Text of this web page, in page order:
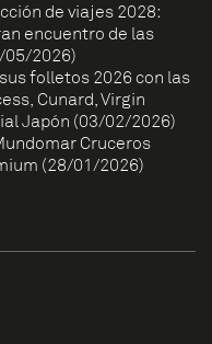
de viajes 2028:
encuentro de las
05/2026)
folletos 2026 con las
Cunard, Virgin
Japón (03/02/2026)
Cruceros
(28/01/2026)